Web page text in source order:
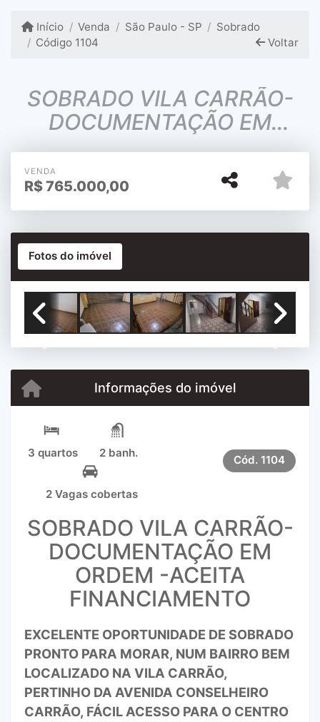
Início Venda São Paulo - SP
Sobrado
Código 1104
Voltar
SOBRADO VILA CARRÃO-
DOCUMENTAÇÃO EM
ORDEM -ACEITA
FINANCIAMENTO
VENDA
R$765.000,00
Fotos do imóvel
Informações do imóvel
3 quartos 2 banh.
2 Vagas cobertas
Cód. 1104
SOBRADO VILA CARRÃO-
DOCUMENTAÇÃO EM
ORDEM -ACEITA
FINANCIAMENTO
EXCELENTE OPORTUNIDADE DE SOBRADO
PRONTO PARA MORAR, NUM BAIRRO BEM
LOCALIZADO NA VILA CARRÃO,
PERTINHO DA AVENIDA CONSELHEIRO
CARRÃO, FÁCIL ACESSO PARA O CENTRO